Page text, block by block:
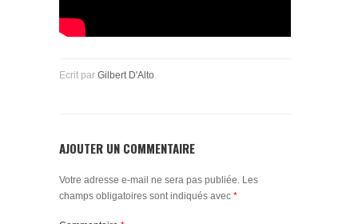
Ecrit par Gilbert D'Alto
AJOUTER UN COMMENTAIRE
Votre adresse e-mail ne sera pas publiée. Les
champs obligatoires sont indiqués avec *